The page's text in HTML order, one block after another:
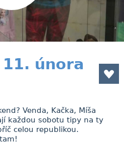
února
Venda, Kačka, Míša
každou sobotu tipy na ty
celou republikou.